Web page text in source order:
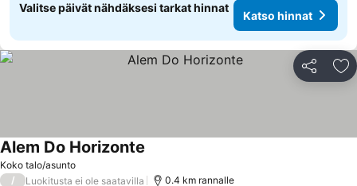
Valitse päivät nähdäksesi tarkat hinnat
Katso hinnat
Jaa
Koko talo/asunto
Alem Do Horizonte
/ Luokitusta ei ole saatavilla 0.4 km rannalle